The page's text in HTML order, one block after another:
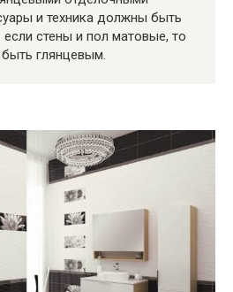
и техника должны быть
стены и пол матовые, то
глянцевым.